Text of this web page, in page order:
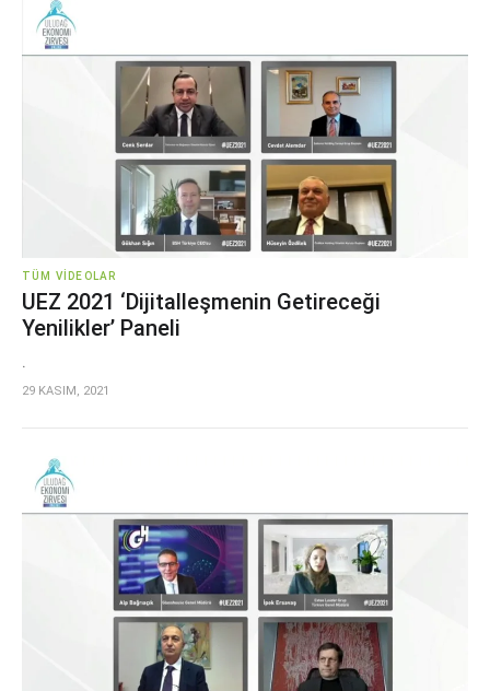
TÜM VIDEOLAR
UEZ 2021 ‘Dijitalleşmenin Getireceği
Yenilikler’ Paneli
.
29 KASIM, 2021